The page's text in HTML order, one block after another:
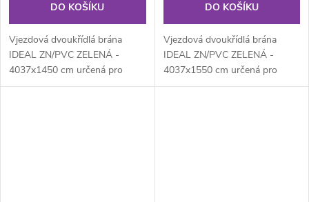
DO KOŠÍKU
Vjezdová dvoukřídlá brána
IDEAL ZN/PVC ZELENÁ -
4037x1450 cm určená pro
drátěné ploty. Výplň z
DO KOŠÍKU
Vjezdová dvoukřídlá brána
IDEAL ZN/PVC ZELENÁ -
4037x1550 cm určená pro
drátěné ploty. Výplň z